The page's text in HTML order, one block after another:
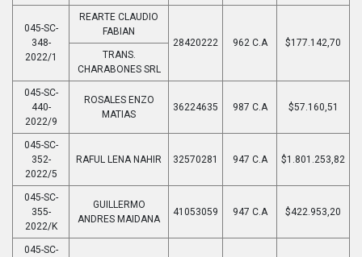
045-SC-
348-
2022/1
REARTE CLAUDIO
FABIAN
28420222
962 C.A
$177.142,70
TRANS.
CHARABONES SRL
045-SC-
440-
2022/9
ROSALES ENZO
MATIAS
36224635 987 C.A $57.160,51
045-SC-
352-
2022/5
RAFUL LENA NAHIR 32570281 947 C.A $1.801.253,82
045-SC-
355-
2022/K
GUILLERMO
ANDRES MAIDANA
41053059 947 C.A $422.953,20
045-SC-